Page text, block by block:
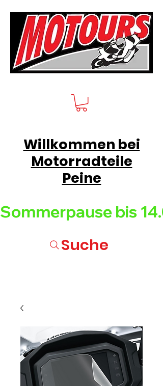
Sommerpause bis
Willkommen bei
Motorradteile
Peine
Suche